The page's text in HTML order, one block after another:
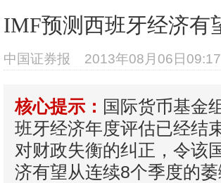
IMF预测西班牙经济有
中国证券报 2013年08月06日09:17
核心提示： 国际货币基金
班牙经济年度评估已经结
对财政失衡的纠正，令该
济有望从连续8个季度的